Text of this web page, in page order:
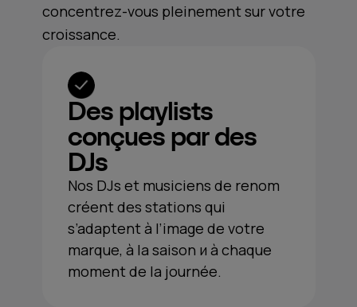
concentrez-vous pleinement sur votre
croissance.
Des playlists
conçues par des
DJs
Nos DJs et musiciens de renom
créent des stations qui
s’adaptent à l’image de votre
marque, à la saison и à chaque
moment de la journée.